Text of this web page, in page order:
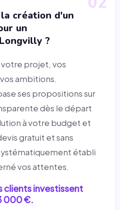
création d'un
un
?
votre projet, vos
ambitions.
ses propositions sur
dès le départ
à votre budget et
gratuit et sans
établi
vos attentes.
clients investissent
000 €.